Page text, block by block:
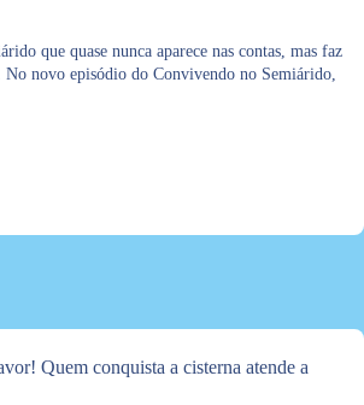
que quase nunca aparece nas contas, mas faz
No novo episódio do Convivendo no Semiárido,
Quem conquista a cisterna atende a